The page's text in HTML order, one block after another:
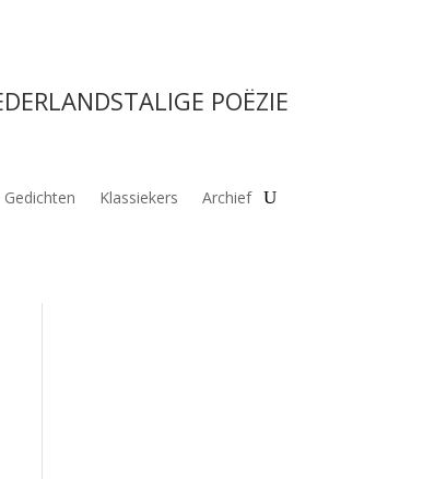
POËZIE
Gedichten Klassiekers Archief